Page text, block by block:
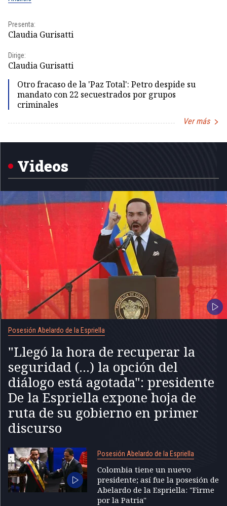
Presenta:
Claudia Gurisatti
Dirige:
Claudia Gurisatti
Otro fracaso de la 'Paz Total': Petro despide su
mandato con 22 secuestrados por grupos
criminales
Ver más
1
Videos
Posesión Abelardo de la Espriella
"Llegó la hora de recuperar la
seguridad (...) la opción del
diálogo está agotada": presidente
De la Espriella expone hoja de
ruta de su gobierno en primer
discurso
Posesión Abelardo de la Espriella
Colombia tiene un nuevo
presidente; así fue la posesión de
Abelardo de la Espriella: "Firme
por la Patria"